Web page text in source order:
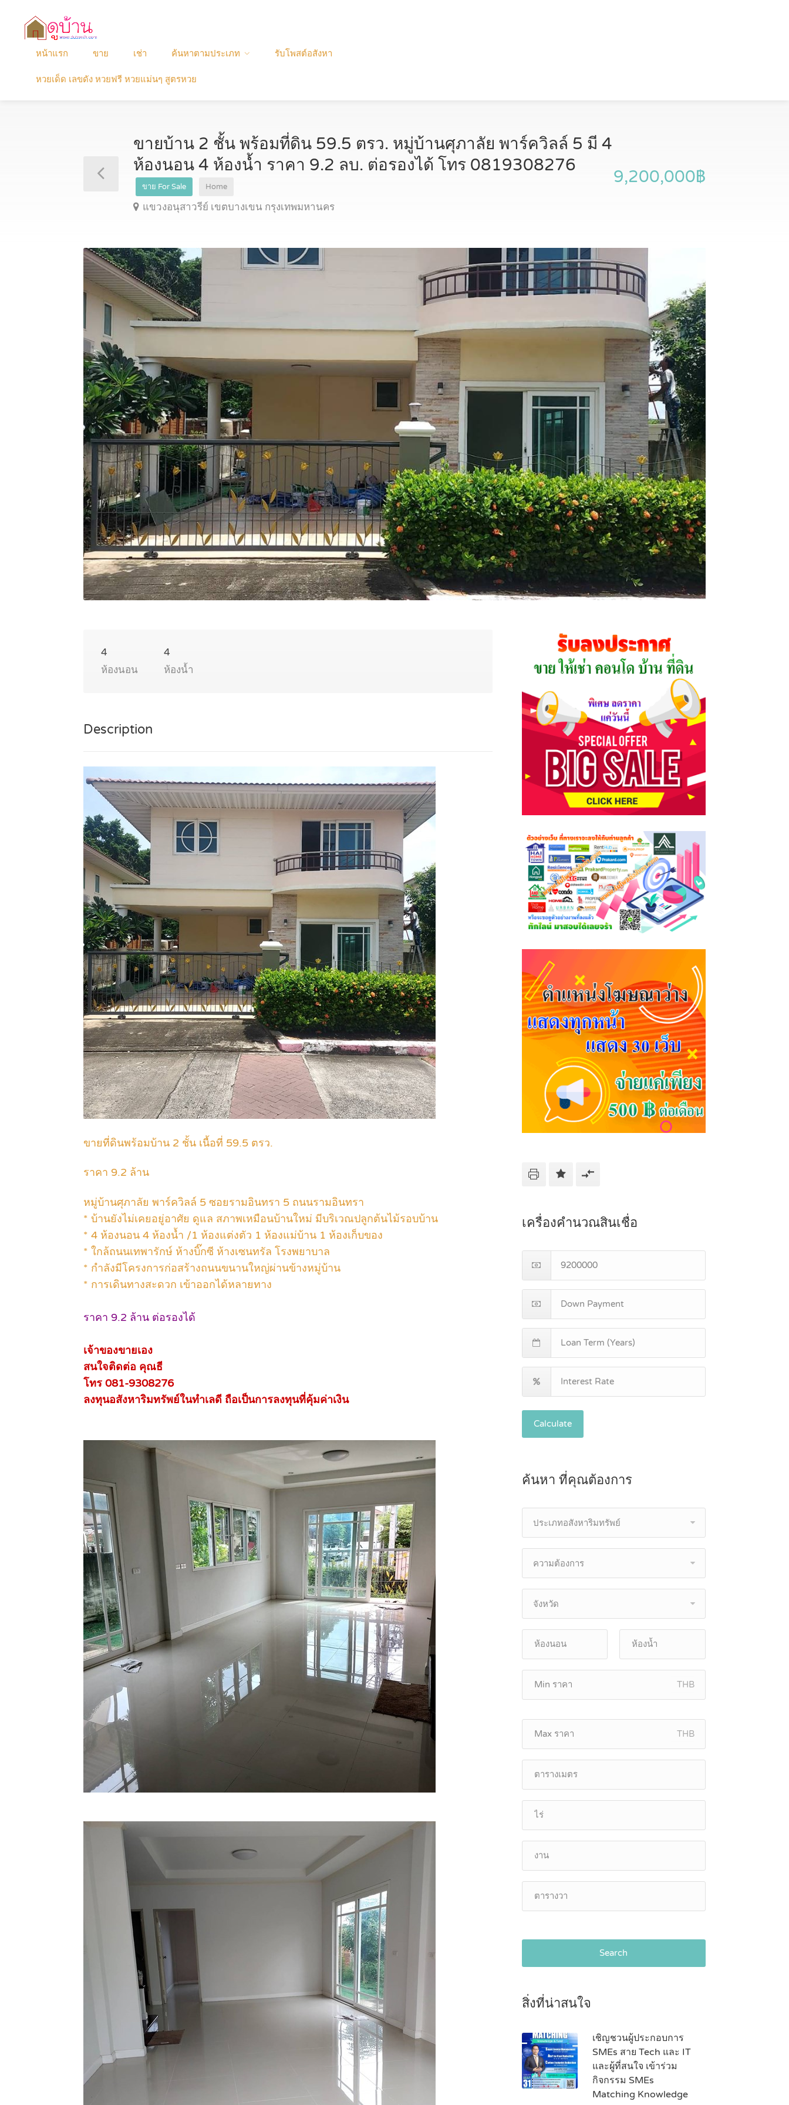
หน้าแรก ขาย เช่า ค้นหาตามประเภท รับโพสต์อสังหา
หวยเด็ด เลขดัง หวยฟรี หวยแม่นๆ สูตรหวย
ขายบ้าน 2 ชั้น พร้อมที่ดิน 59.5 ตรว. หมู่บ้านศุภาลัย พาร์ควิลล์ 5 มี 4
ห้องนอน 4 ห้องน้ำ ราคา 9.2 ลบ. ต่อรองได้ โทร 0819308276
ขาย For Sale Home
แขวงอนุสาวรีย์ เขตบางเขน กรุงเทพมหานคร
9,200,000฿
4
ห้องนอน
4
ห้องน้ำ
Description
ขายที่ดินพร้อมบ้าน 2 ชั้น เนื้อที่ 59.5 ตรว.
ราคา 9.2 ล้าน
หมู่บ้านศุภาลัย พาร์ควิลล์ 5 ซอยรามอินทรา 5 ถนนรามอินทรา
* บ้านยังไม่เคยอยู่อาศัย ดูแล สภาพเหมือนบ้านใหม่ มีบริเวณปลูกต้นไม้รอบบ้าน
* 4 ห้องนอน 4 ห้องน้ำ /1 ห้องแต่งตัว 1 ห้องแม่บ้าน 1 ห้องเก็บของ
* ใกล้ถนนเทพารักษ์ ห้างบิ๊กซี ห้างเซนทรัล โรงพยาบาล
* กำลังมีโครงการก่อสร้างถนนขนานใหญ่ผ่านข้างหมู่บ้าน
* การเดินทางสะดวก เข้าออกได้หลายทาง
ราคา 9.2 ล้าน ต่อรองได้
เจ้าของขายเอง
สนใจติดต่อ คุณธี
โทร 081-9308276
ลงทุนอสังหาริมทรัพย์ในทำเลดี ถือเป็นการลงทุนที่คุ้มค่าเงิน
เครื่องคำนวณสินเชื่อ
Calculate
ค้นหา ที่คุณต้องการ
ประเภทอสังหาริมทรัพย์
ความต้องการ
จังหวัด
THB
THB
Search
สิ่งที่น่าสนใจ
เชิญชวนผู้ประกอบการ
SMEs สาย Tech และ IT
และผู้ที่สนใจ เข้าร่วม
กิจกรรม SMEs
Matching Knowledge